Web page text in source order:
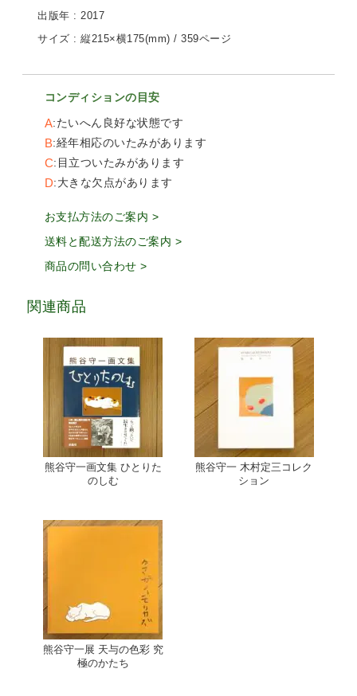
出版年 : 2017
サイズ : 縦215×横175(mm) / 359ページ
コンディションの目安
A たいへん良好な状態です
B 経年相応のいたみがあります
C 目立ついたみがあります
D 大きな欠点があります
お支払方法のご案内 >
送料と配送方法のご案内 >
商品の問い合わせ >
関連商品
熊谷守一画文集 ひとりた
のしむ
熊谷守一 木村定三コレク
ション
熊谷守一展 天与の色彩 究
極のかたち